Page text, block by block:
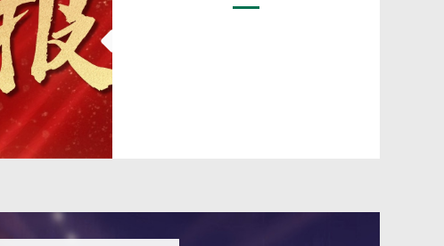
质试点单位